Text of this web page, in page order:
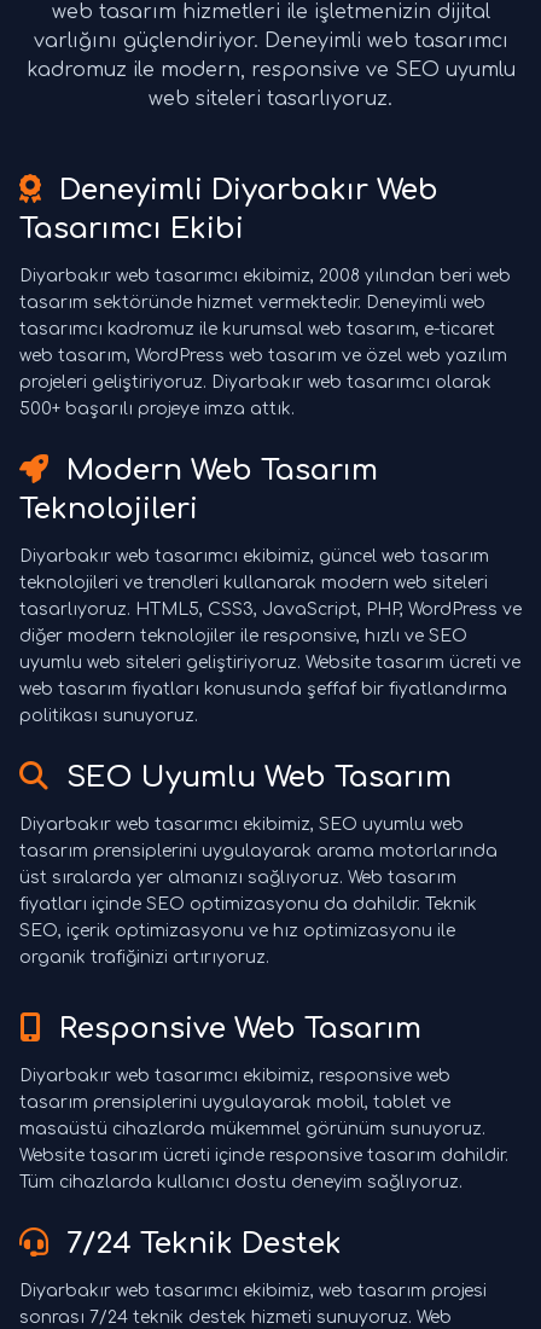
web tasarım hizmetleri ile işletmenizin dijital
varlığını güçlendiriyor. Deneyimli web tasarımcı
kadromuz ile modern, responsive ve SEO uyumlu
web siteleri tasarlıyoruz.
Deneyimli Diyarbakır Web
Tasarımcı Ekibi
Diyarbakır web tasarımcı ekibimiz, 2008 yılından beri web
tasarım sektöründe hizmet vermektedir. Deneyimli web
tasarımcı kadromuz ile kurumsal web tasarım, e-ticaret
web tasarım, WordPress web tasarım ve özel web yazılım
projeleri geliştiriyoruz. Diyarbakır web tasarımcı olarak
500+ başarılı projeye imza attık.
Modern Web Tasarım
Teknolojileri
Diyarbakır web tasarımcı ekibimiz, güncel web tasarım
teknolojileri ve trendleri kullanarak modern web siteleri
tasarlıyoruz. HTML5, CSS3, JavaScript, PHP, WordPress ve
diğer modern teknolojiler ile responsive, hızlı ve SEO
uyumlu web siteleri geliştiriyoruz. Website tasarım ücreti ve
web tasarım fiyatları konusunda şeffaf bir fiyatlandırma
politikası sunuyoruz.
SEO Uyumlu Web Tasarım
Diyarbakır web tasarımcı ekibimiz, SEO uyumlu web
tasarım prensiplerini uygulayarak arama motorlarında
üst sıralarda yer almanızı sağlıyoruz. Web tasarım
fiyatları içinde SEO optimizasyonu da dahildir. Teknik
SEO, içerik optimizasyonu ve hız optimizasyonu ile
organik trafiğinizi artırıyoruz.
Responsive Web Tasarım
Diyarbakır web tasarımcı ekibimiz, responsive web
tasarım prensiplerini uygulayarak mobil, tablet ve
masaüstü cihazlarda mükemmel görünüm sunuyoruz.
Website tasarım ücreti içinde responsive tasarım dahildir.
Tüm cihazlarda kullanıcı dostu deneyim sağlıyoruz.
7/24 Teknik Destek
Diyarbakır web tasarımcı ekibimiz, web tasarım projesi
sonrası 7/24 teknik destek hizmeti sunuyoruz. Web